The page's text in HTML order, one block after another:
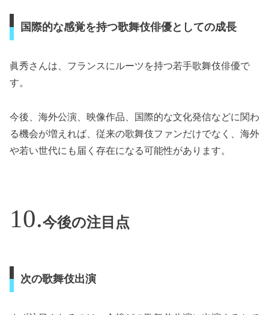
国際的な感覚を持つ歌舞伎俳優としての成長
眞秀さんは、フランスにルーツを持つ若手歌舞伎俳優で
す。
今後、海外公演、映像作品、国際的な文化発信などに関わ
る機会が増えれば、従来の歌舞伎ファンだけでなく、海外
や若い世代にも届く存在になる可能性があります。
今後の注目点
次の歌舞伎出演